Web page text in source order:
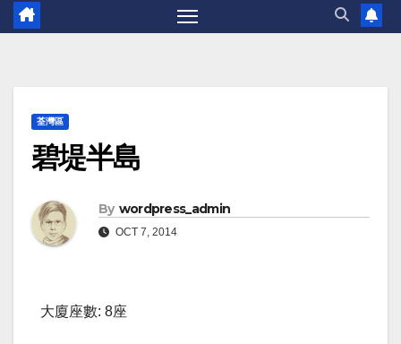
荃灣區
碧堤半島
By wordpress_admin
OCT 7, 2014
大廈座數: 8座